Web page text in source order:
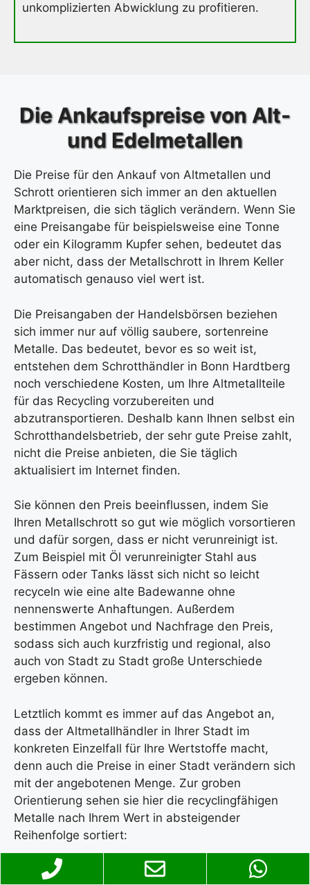
unkomplizierten Abwicklung zu profitieren.
Die Ankaufspreise von Alt-
und Edelmetallen
Die Preise für den Ankauf von Altmetallen und
Schrott orientieren sich immer an den aktuellen
Marktpreisen, die sich täglich verändern. Wenn Sie
eine Preisangabe für beispielsweise eine Tonne
oder ein Kilogramm Kupfer sehen, bedeutet das
aber nicht, dass der Metallschrott in Ihrem Keller
automatisch genauso viel wert ist.
Die Preisangaben der Handelsbörsen beziehen
sich immer nur auf völlig saubere, sortenreine
Metalle. Das bedeutet, bevor es so weit ist,
entstehen dem Schrotthändler in Bonn Hardtberg
noch verschiedene Kosten, um Ihre Altmetallteile
für das Recycling vorzubereiten und
abzutransportieren. Deshalb kann Ihnen selbst ein
Schrotthandelsbetrieb, der sehr gute Preise zahlt,
nicht die Preise anbieten, die Sie täglich
aktualisiert im Internet finden.
Sie können den Preis beeinflussen, indem Sie
Ihren Metallschrott so gut wie möglich vorsortieren
und dafür sorgen, dass er nicht verunreinigt ist.
Zum Beispiel mit Öl verunreinigter Stahl aus
Fässern oder Tanks lässt sich nicht so leicht
recyceln wie eine alte Badewanne ohne
nennenswerte Anhaftungen. Außerdem
bestimmen Angebot und Nachfrage den Preis,
sodass sich auch kurzfristig und regional, also
auch von Stadt zu Stadt große Unterschiede
ergeben können.
Letztlich kommt es immer auf das Angebot an,
dass der Altmetallhändler in Ihrer Stadt im
konkreten Einzelfall für Ihre Wertstoffe macht,
denn auch die Preise in einer Stadt verändern sich
mit der angebotenen Menge. Zur groben
Orientierung sehen sie hier die recyclingfähigen
Metalle nach Ihrem Wert in absteigender
Reihenfolge sortiert: